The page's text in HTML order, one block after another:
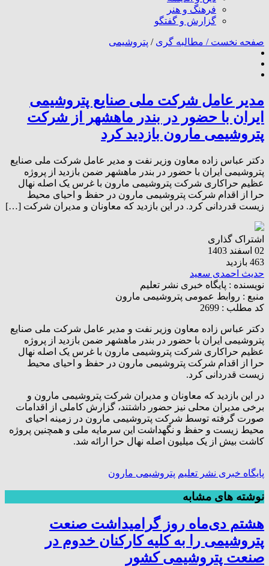
فرهنگ و هنر
گزارش و گفتگو
صفحه نخست / مطالبه گری / پتروشیمی
مدیر عامل شرکت ملی صنایع پتروشیمی
ایران با حضور در بندر ماهشهر از شرکت
پتروشیمی مارون بازدید کرد
دکتر عباس زاده معاون وزیر نفت و مدیر عامل شرکت ملی صنایع
پتروشیمی ایران با حضور در بندر ماهشهر ضمن بازدید از پروژه
عظیم حراکاری شرکت پتروشیمی مارون با غرس یک اصله نهال
حرا از اقدام شرکت پتروشیمی مارون در حفظ و احیای محیط
زیست قدردانی کرد. در این بازدید که معاونان و مدیران شرکت […]
اشتراک گذاری
02 اسفند 1403
463 بازدید
حدیث احمدی سعید
نویسنده : پایگاه خبری نشر تعلیم
منبع : روابط عمومی پتروشیمی مارون
کد مطلب : 2699
دکتر عباس زاده معاون وزیر نفت و مدیر عامل شرکت ملی صنایع
پتروشیمی ایران با حضور در بندر ماهشهر ضمن بازدید از پروژه
عظیم حراکاری شرکت پتروشیمی مارون با غرس یک اصله نهال
حرا از اقدام شرکت پتروشیمی مارون در حفظ و احیای محیط
زیست قدردانی کرد.
در این بازدید که معاونان و مدیران شرکت پتروشیمی مارون و
برخی مدیران محلی نیز حضور داشتند، گزارش کاملی از اقدامات
صورت گرفته توسط شرکت پتروشیمی مارون در زمینه احیای
محیط زیست و حفظ و نگهداشت این سرمایه ملی و همچنین پروژه
کاشت بیش از یک میلیون اصله نهال حرا ارائه شد.
پایگاه خبری نشر تعلیم پتروشیمی مارون
نوشته های مشابه
هشتم دی‌ماه روز گرامیداشت صنعت
پتروشیمی را به کلیه کارکنان خدوم در
صنعت پتروشیمی کشور